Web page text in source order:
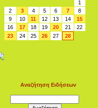
1
2
3 4 5 6 7
8
9
10 11 12 13 14
15
16
17 18 19 20 21
22
23
24 25 26 27 28
Αναζήτηση Ειδήσεων